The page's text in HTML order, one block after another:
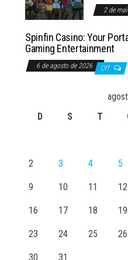
2 de
Spinfin Casino: Your
Gaming Entertainment
6 de agosto de 2026 Off
D
S T
2 3 4 5
9 10 11 12
16 17 18 19
23 24 25 26
30 31